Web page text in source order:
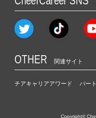
OTHER 関連サイト
チアキャリアアワード パー
Copyright©